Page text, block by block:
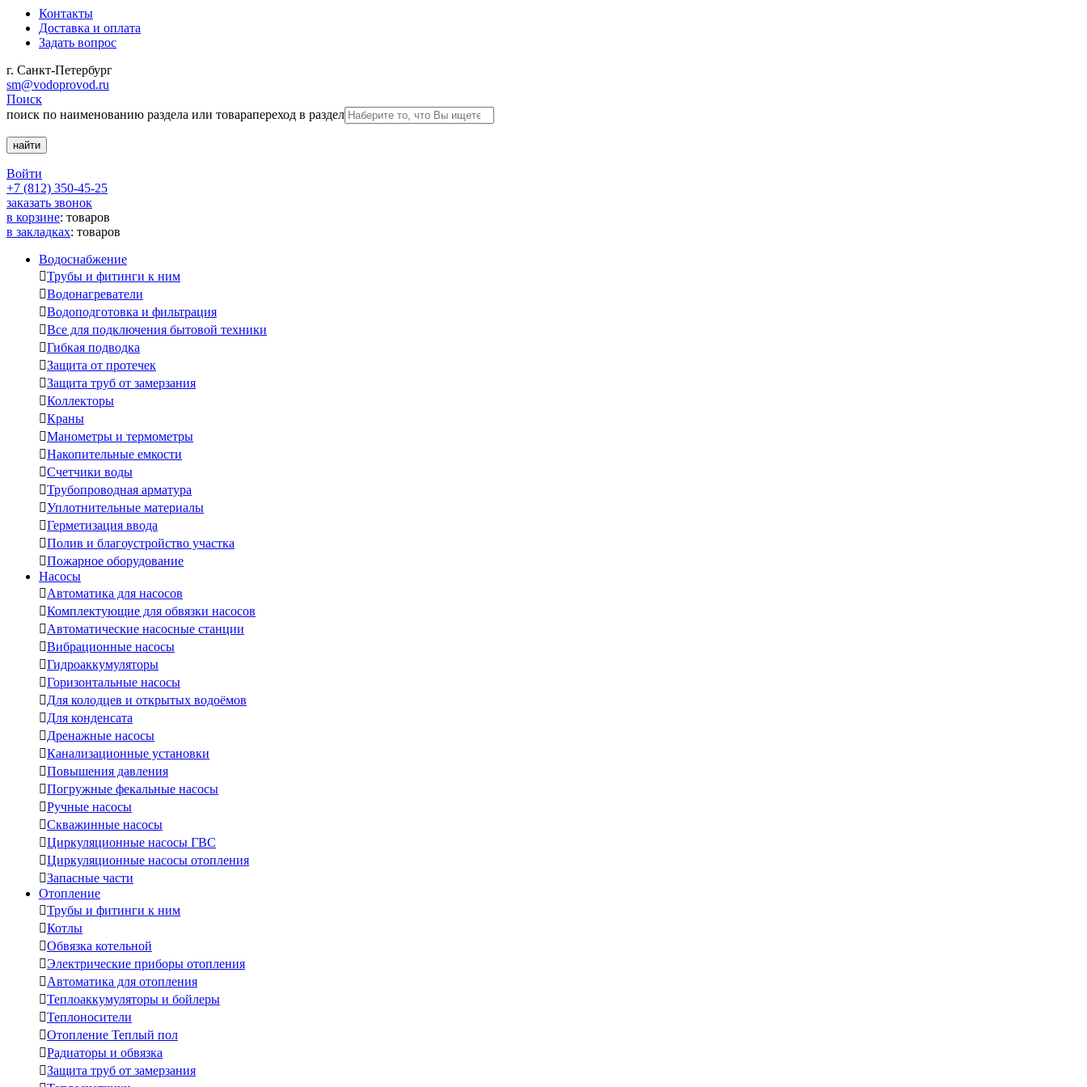
Контакты
Доставка и оплата
Задать вопрос
г. Санкт-Петербург
sm@vodoprovod.ru
Поиск
поиск по наименованию раздела или товарапереход в раздел
Войти
+7 (812) 350-45-25
заказать звонок
в корзине: товаров
в закладках: товаров
Водоснабжение
Трубы и фитинги к ним
Водонагреватели
Водоподготовка и фильтрация
Все для подключения бытовой техники
Гибкая подводка
Защита от протечек
Защита труб от замерзания
Коллекторы
Краны
Манометры и термометры
Накопительные емкости
Счетчики воды
Трубопроводная арматура
Уплотнительные материалы
Герметизация ввода
Полив и благоустройство участка
Пожарное оборудование
Насосы
Автоматика для насосов
Комплектующие для обвязки насосов
Автоматические насосные станции
Вибрационные насосы
Гидроаккумуляторы
Горизонтальные насосы
Для колодцев и открытых водоёмов
Для конденсата
Дренажные насосы
Канализационные установки
Повышения давления
Погружные фекальные насосы
Ручные насосы
Скважинные насосы
Циркуляционные насосы ГВС
Циркуляционные насосы отопления
Запасные части
Отопление
Трубы и фитинги к ним
Котлы
Обвязка котельной
Электрические приборы отопления
Автоматика для отопления
Теплоаккумуляторы и бойлеры
Теплоносители
Отопление Теплый пол
Радиаторы и обвязка
Защита труб от замерзания